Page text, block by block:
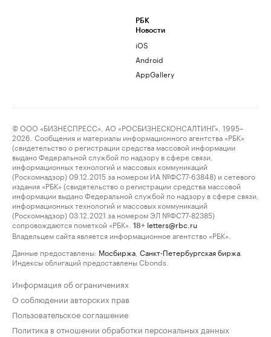
РБК
Новости
iOS
Android
AppGallery
© ООО «БИЗНЕСПРЕСС», АО «РОСБИЗНЕСКОНСАЛТИНГ», 1995–
2026. Сообщения и материалы информационного агентства «РБК»
(свидетельство о регистрации средства массовой информации
выдано Федеральной службой по надзору в сфере связи,
информационных технологий и массовых коммуникаций
(Роскомнадзор) 09.12.2015 за номером ИА №ФС77-63848) и сетевого
издания «РБК» (свидетельство о регистрации средства массовой
информации выдано Федеральной службой по надзору в сфере связи,
информационных технологий и массовых коммуникаций
(Роскомнадзор) 03.12.2021 за номером ЭЛ №ФС77-82385)
сопровождаются пометкой «РБК».
18+ letters@rbc.ru
Владельцем сайта является информационное агентство «РБК».
Данные предоставлены: Мосбиржа Санкт-Петербургская биржа
Индексы облигаций предоставлены Cbonds.
Информация об ограничениях
О соблюдении авторских прав
Пользовательское соглашение
Политика в отношении обработки персональных данных